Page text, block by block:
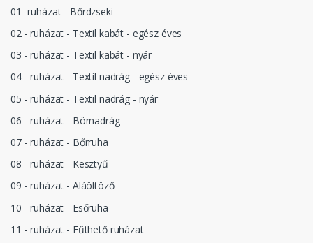
01- ruházat - Bőrdzseki
02 - ruházat - Textil kabát - egész éves
03 - ruházat - Textil kabát - nyár
04 - ruházat - Textil nadrág - egész éves
05 - ruházat - Textil nadrág - nyár
06 - ruházat - Börnadrág
07 - ruházat - Bőrruha
08 - ruházat - Kesztyű
09 - ruházat - Aláöltöző
10 - ruházat - Esőruha
11 - ruházat - Fűthető ruházat